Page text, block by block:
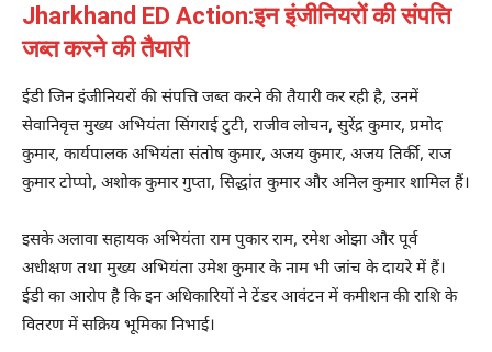
Jharkhand ED Action:इन इंजीनियरों की संपत्ति
जब्त करने की तैयारी
ईडी जिन इंजीनियरों की संपत्ति जब्त करने की तैयारी कर रही है, उनमें
सेवानिवृत्त मुख्य अभियंता सिंगराई टुटी, राजीव लोचन, सुरेंद्र कुमार, प्रमोद
कुमार, कार्यपालक अभियंता संतोष कुमार, अजय कुमार, अजय तिर्की, राज
कुमार टोप्पो, अशोक कुमार गुप्ता, सिद्धांत कुमार और अनिल कुमार शामिल हैं।
इसके अलावा सहायक अभियंता राम पुकार राम, रमेश ओझा और पूर्व
अधीक्षण तथा मुख्य अभियंता उमेश कुमार के नाम भी जांच के दायरे में हैं।
ईडी का आरोप है कि इन अधिकारियों ने टेंडर आवंटन में कमीशन की राशि के
वितरण में सक्रिय भूमिका निभाई।